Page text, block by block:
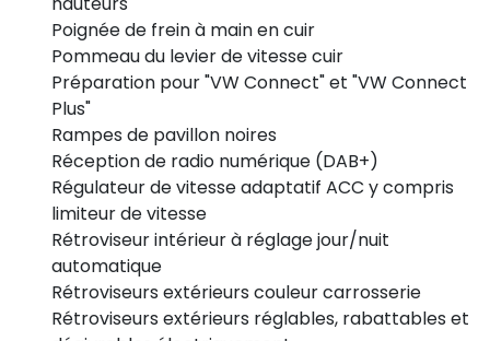
Poignée de frein à main en cuir
Pommeau du levier de vitesse cuir
Préparation pour "VW Connect" et "VW Connect
Plus"
Rampes de pavillon noires
Réception de radio numérique (DAB+)
Régulateur de vitesse adaptatif ACC y compris
limiteur de vitesse
Rétroviseur intérieur à réglage jour/nuit
automatique
Rétroviseurs extérieurs couleur carrosserie
Rétroviseurs extérieurs réglables, rabattables et